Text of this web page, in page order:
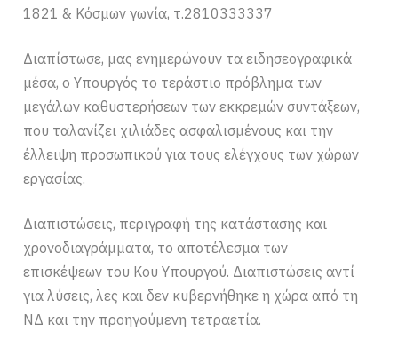
1821 & Κόσμων γωνία, τ.2810333337
Διαπίστωσε, μας ενημερώνουν τα ειδησεογραφικά
μέσα, ο Υπουργός το τεράστιο πρόβλημα των
μεγάλων καθυστερήσεων των εκκρεμών συντάξεων,
που ταλανίζει χιλιάδες ασφαλισμένους και την
έλλειψη προσωπικού για τους ελέγχους των χώρων
εργασίας.
Διαπιστώσεις, περιγραφή της κατάστασης και
χρονοδιαγράμματα, το αποτέλεσμα των
επισκέψεων του Κου Υπουργού. Διαπιστώσεις αντί
για λύσεις, λες και δεν κυβερνήθηκε η χώρα από τη
ΝΔ και την προηγούμενη τετραετία.